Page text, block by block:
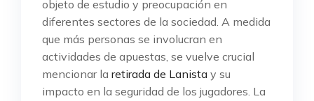
objeto de estudio y preocupación en
diferentes sectores de la sociedad. A medida
que más personas se involucran en
actividades de apuestas, se vuelve crucial
mencionar la retirada de Lanista y su
impacto en la seguridad de los jugadores. La